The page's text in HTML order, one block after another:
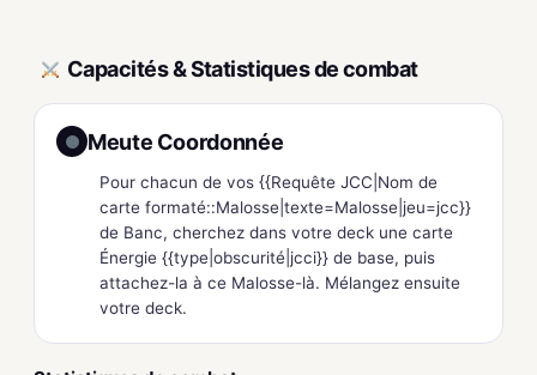
Capacités & Statistiques de combat
Meute Coordonnée
Pour chacun de vos {{Requête JCC|Nom de
carte formaté::Malosse|texte=Malosse|jeu=jcc}}
de Banc, cherchez dans votre deck une carte
Énergie {{type|obscurité|jcci}} de base, puis
attachez-la à ce Malosse-là. Mélangez ensuite
votre deck.